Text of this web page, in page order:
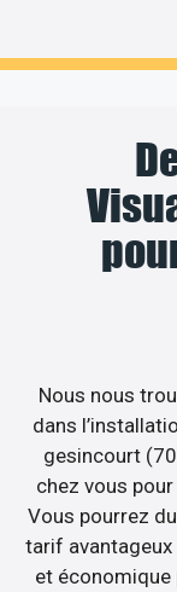
Nous nous
dans
gesincourt
chez vous
Vous pourrez
tarif
et économique